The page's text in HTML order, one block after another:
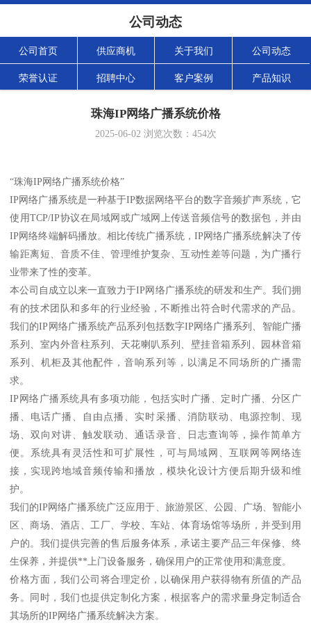
公司动态
公司首页 供应商机 关于我们 公司动态
荣誉认证 招聘中心 客户案例 产品知识
珠海IP网络广播系统价格
2025-06-02浏览次数： 454次
“珠海IP网络广播系统价格”
IP网络广播系统是一种基于IP数据网络平台的数字音频扩声系统，它
使用TCP/IP协议在局域网或广域网上传送音频信号的数据包，并由
IP网络终端解码播放。相比传统广播系统，IP网络广播系统解决了传
输距离短、音质不佳、管理维护复杂、互动性差等问题，为广播行
业带来了性的变革。
本公司自成立以来一直致力于IP网络广播系统的研发和生产。我们拥
有的技术团队和多年的行业经验，不断推出符合时代需求的产品。
我们的IP网络广播系统产品系列包括数字IP网络广播系列、智能广播
系列、室内外音柱系列、天花喇叭系列、壁挂音箱系列、园林音箱
系列、机柜及其他配件，音响系列等，以满足不同场所的广播需
求。
IP网络广播系统具有多项功能，包括实时广播、定时广播、分区广
播、电话广播、自由点播、实时采播、消防联动、电源控制、现
场、双向对讲、触发联动、通话录音、日志查询等，操作简单方
便。系统具有灵活性和可扩展性，可与局域网、互联网等网络连
接，实现跨地域音频传输和播放，模块化设计方便后期升级和维
护。
我们的IP网络广播系统广泛应用于、旅游景区、公园、广场、智能小
区、商场、酒店、工厂、学校、车站、体育场馆等场所，并受到用
户的。我们提供完善的售后服务体系，承诺主要产品三年保修、终
生保养，并提供**上门设备服务，确保用户的正常使用和满意度。
价格方面，我们公司将合理定价，以确保用户获得物有所值的产品
务。同时，我们也提供定制化方案，根据客户的需求量身定制适合
其场所的IP网络广播系统解决方案。